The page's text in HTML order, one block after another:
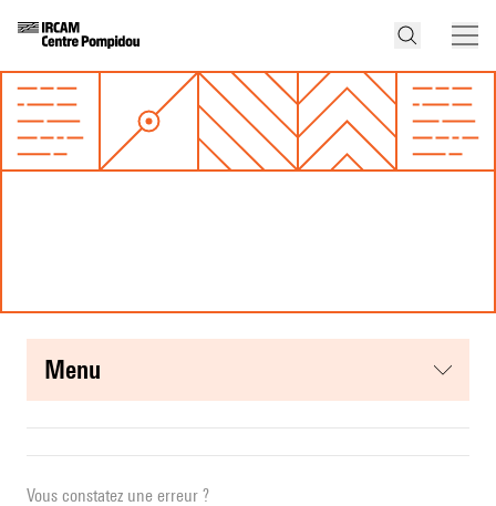
menu
Vous constatez une erreur ?